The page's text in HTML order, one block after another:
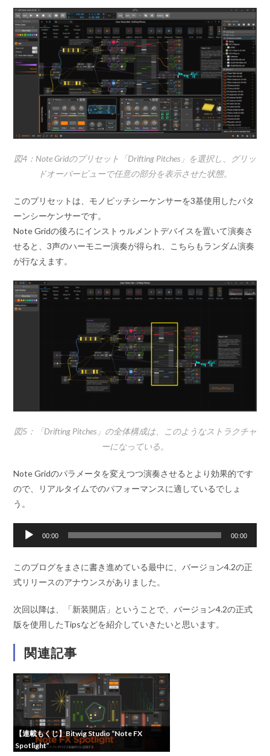
ー
ヤ
ー
図4：Note Gridのプリセット「Drifting Pitches」を選択し、グリッ
ドオーバービューで任意の部分を表示させた状態。
このプリセットは、モノピッチシーケンサーを3基使用したパタ
ーンシーケンサーです。
Note Gridの後ろにインストゥルメントデバイスを置いて演奏さ
せると、3声のハーモニー演奏が得られ、こちらもランダム演奏
が行なえます。
図5：「Drifting Pitches」の全体構成は、このようなストラクチャ
ーになっている。
Note Gridのパラメータを変えつつ演奏させるとより効果的です
ので、リアルタイムでのパフォーマンスに適しているでしょ
う。
声
ヤ
ー
00:00 00:00
このブログをまさに書き進めている最中に、バージョン4.2の正
式リリースのアナウンスがありました。
次回以降は、「新装開店」ということで、バージョン4.2の正式
版を使用したTipsなどを紹介していきたいと思います。
関連記事
【連載もくじ】Bitwig Studio “Note FX
Spotlight”